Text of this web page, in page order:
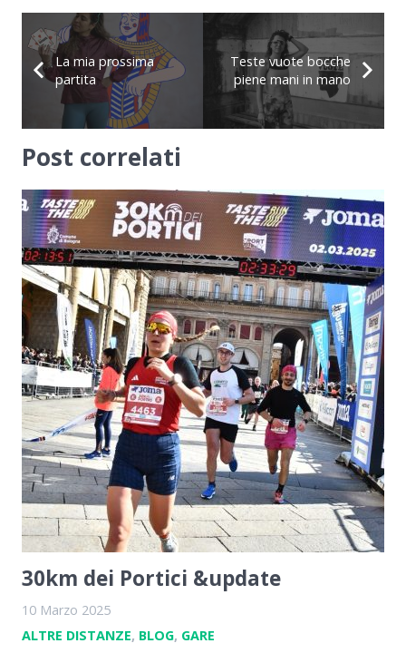
La mia prossima
partita
Teste vuote bocche
piene mani in mano
Post correlati
30km dei Portici &update
10 Marzo 2025
ALTRE DISTANZE, BLOG, GARE